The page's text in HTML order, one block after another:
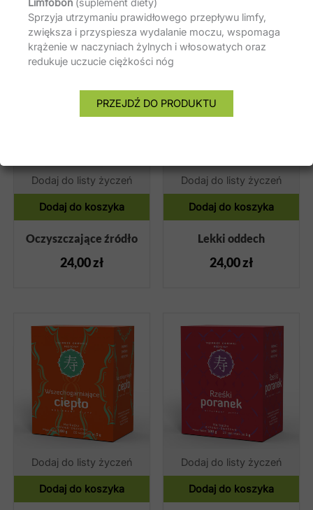
Sprzyja utrzymaniu prawidłowego przepływu limfy,
zwiększa i przyspiesza wydalanie moczu, wspomaga
krążenie w naczyniach żylnych i włosowatych oraz
redukuje uczucie ciężkości nóg
PRZEJDŹ DO PRODUKTU
Dodaj do listy życzeń
Dodaj do koszyka
Oczyszczające źródło
24,00zł
Dodaj do listy życzeń
Dodaj do koszyka
Lekki oddech
24,00zł
Dodaj do listy życzeń
Dodaj do koszyka
Dodaj do listy życzeń
Dodaj do koszyka